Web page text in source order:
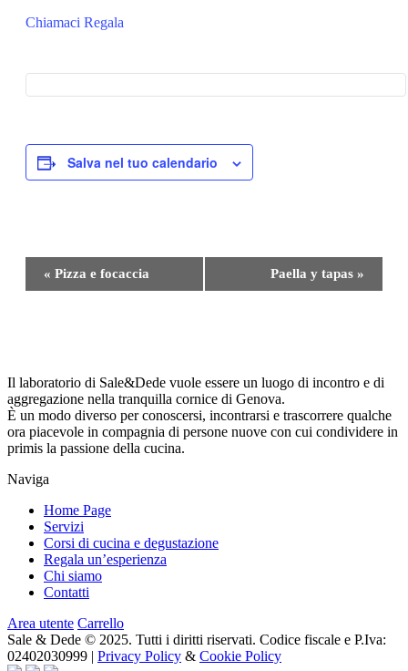
Chiamaci Regala
Salva nel tuo calendario
Evento
« Pizza e focaccia Paella y tapas »
Il laboratorio di Sale&Dede vuole essere un luogo di incontro e di
aggregazione nella tranquilla cornice di Genova.
È un modo diverso per conoscersi, incontrarsi e trascorrere qualche
ora piacevole in compagnia di persone nuove con cui condividere in
primis la passione della cucina.
Naviga
Home Page
Servizi
Corsi di cucina e degustazione
Regala un’esperienza
Chi siamo
Contatti
Area utente Carrello
Sale & Dede © 2025. Tutti i diritti riservati. Codice fiscale e P.Iva:
02402030999 | Privacy Policy & Cookie Policy